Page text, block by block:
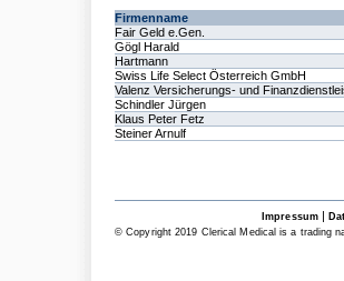
Firmenname
Fair Geld e.Gen.
Gögl Harald
Hartmann
Swiss Life Select Österreich GmbH
Valenz Versicherungs- und
Schindler Jürgen
Klaus Peter Fetz
Steiner Arnulf
Impressum|
© Copyright 2019 Clerical Medical is a trading